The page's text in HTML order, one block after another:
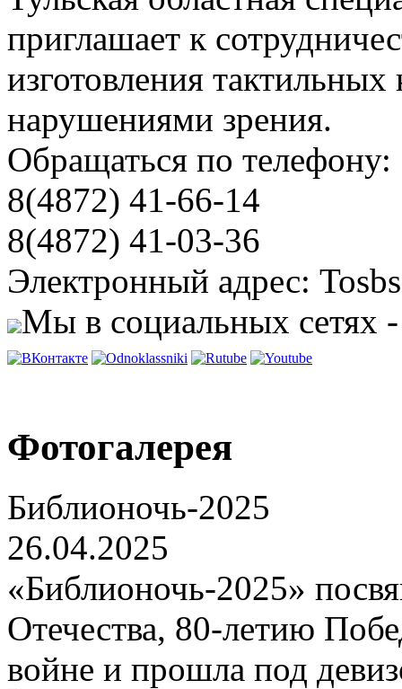
приглашает к
изготовления
нарушениями зрения.
Обращаться по телефону:
8(4872) 41-66-14
8(4872) 41-03-36
Электронный адрес:
Мы в социальных сетях
Фотогалерея
Библионочь-2025
26.04.2025
«Библионочь-2025»
Отечества, 80-летию
войне и прошла под